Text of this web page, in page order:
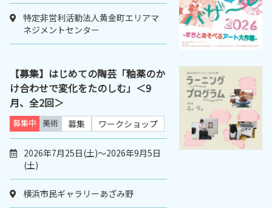
特定非営利活動法人黄金町エリアマ
ネジメントセンター
【募集】はじめての陶芸「釉薬のか
け合わせで変化をたのしむ」＜9
月、全2回＞
募集中 美術 募集 ワークショップ
2026年7月25日(土)～2026年9月5日
(土)
横浜市民ギャラリーあざみ野